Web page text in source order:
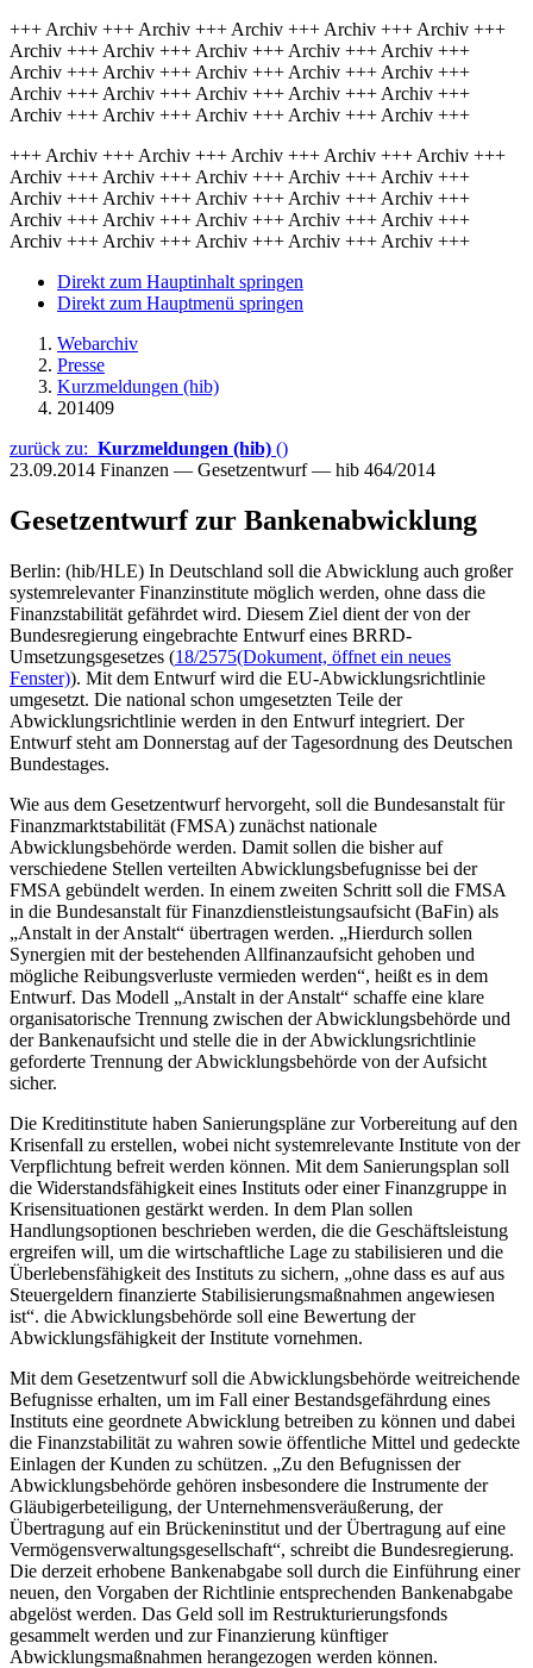
+++ Archiv +++ Archiv +++ Archiv +++ Archiv +++ Archiv +++
Archiv +++ Archiv +++ Archiv +++ Archiv +++ Archiv +++
Archiv +++ Archiv +++ Archiv +++ Archiv +++ Archiv +++
Archiv +++ Archiv +++ Archiv +++ Archiv +++ Archiv +++
Archiv +++ Archiv +++ Archiv +++ Archiv +++ Archiv +++
+++ Archiv +++ Archiv +++ Archiv +++ Archiv +++ Archiv +++
Archiv +++ Archiv +++ Archiv +++ Archiv +++ Archiv +++
Archiv +++ Archiv +++ Archiv +++ Archiv +++ Archiv +++
Archiv +++ Archiv +++ Archiv +++ Archiv +++ Archiv +++
Archiv +++ Archiv +++ Archiv +++ Archiv +++ Archiv +++
Direkt zum Hauptinhalt springen
Direkt zum Hauptmenü springen
Webarchiv
Presse
Kurzmeldungen (hib)
201409
zurück zu: Kurzmeldungen (hib) ()
23.09.2014 Finanzen — Gesetzentwurf — hib 464/2014
Gesetzentwurf zur Bankenabwicklung
Berlin: (hib/HLE) In Deutschland soll die Abwicklung auch großer
systemrelevanter Finanzinstitute möglich werden, ohne dass die
Finanzstabilität gefährdet wird. Diesem Ziel dient der von der
Bundesregierung eingebrachte Entwurf eines BRRD-
Umsetzungsgesetzes (18/2575(Dokument, öffnet ein neues
Fenster)). Mit dem Entwurf wird die EU-Abwicklungsrichtlinie
umgesetzt. Die national schon umgesetzten Teile der
Abwicklungsrichtlinie werden in den Entwurf integriert. Der
Entwurf steht am Donnerstag auf der Tagesordnung des Deutschen
Bundestages.
Wie aus dem Gesetzentwurf hervorgeht, soll die Bundesanstalt für
Finanzmarktstabilität (FMSA) zunächst nationale
Abwicklungsbehörde werden. Damit sollen die bisher auf
verschiedene Stellen verteilten Abwicklungsbefugnisse bei der
FMSA gebündelt werden. In einem zweiten Schritt soll die FMSA
in die Bundesanstalt für Finanzdienstleistungsaufsicht (BaFin) als
„Anstalt in der Anstalt“ übertragen werden. „Hierdurch sollen
Synergien mit der bestehenden Allfinanzaufsicht gehoben und
mögliche Reibungsverluste vermieden werden“, heißt es in dem
Entwurf. Das Modell „Anstalt in der Anstalt“ schaffe eine klare
organisatorische Trennung zwischen der Abwicklungsbehörde und
der Bankenaufsicht und stelle die in der Abwicklungsrichtlinie
geforderte Trennung der Abwicklungsbehörde von der Aufsicht
sicher.
Die Kreditinstitute haben Sanierungspläne zur Vorbereitung auf den
Krisenfall zu erstellen, wobei nicht systemrelevante Institute von der
Verpflichtung befreit werden können. Mit dem Sanierungsplan soll
die Widerstandsfähigkeit eines Instituts oder einer Finanzgruppe in
Krisensituationen gestärkt werden. In dem Plan sollen
Handlungsoptionen beschrieben werden, die die Geschäftsleistung
ergreifen will, um die wirtschaftliche Lage zu stabilisieren und die
Überlebensfähigkeit des Instituts zu sichern, „ohne dass es auf aus
Steuergeldern finanzierte Stabilisierungsmaßnahmen angewiesen
ist“. die Abwicklungsbehörde soll eine Bewertung der
Abwicklungsfähigkeit der Institute vornehmen.
Mit dem Gesetzentwurf soll die Abwicklungsbehörde weitreichende
Befugnisse erhalten, um im Fall einer Bestandsgefährdung eines
Instituts eine geordnete Abwicklung betreiben zu können und dabei
die Finanzstabilität zu wahren sowie öffentliche Mittel und gedeckte
Einlagen der Kunden zu schützen. „Zu den Befugnissen der
Abwicklungsbehörde gehören insbesondere die Instrumente der
Gläubigerbeteiligung, der Unternehmensveräußerung, der
Übertragung auf ein Brückeninstitut und der Übertragung auf eine
Vermögensverwaltungsgesellschaft“, schreibt die Bundesregierung.
Die derzeit erhobene Bankenabgabe soll durch die Einführung einer
neuen, den Vorgaben der Richtlinie entsprechenden Bankenabgabe
abgelöst werden. Das Geld soll im Restrukturierungsfonds
gesammelt werden und zur Finanzierung künftiger
Abwicklungsmaßnahmen herangezogen werden können.